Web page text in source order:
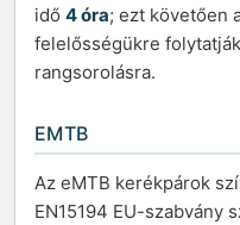
idő 4 óra; ezt követően
felelősségükre
rangsorolásra.
EMTB
Az eMTB kerékpárok
EN15194 EU-szabvány